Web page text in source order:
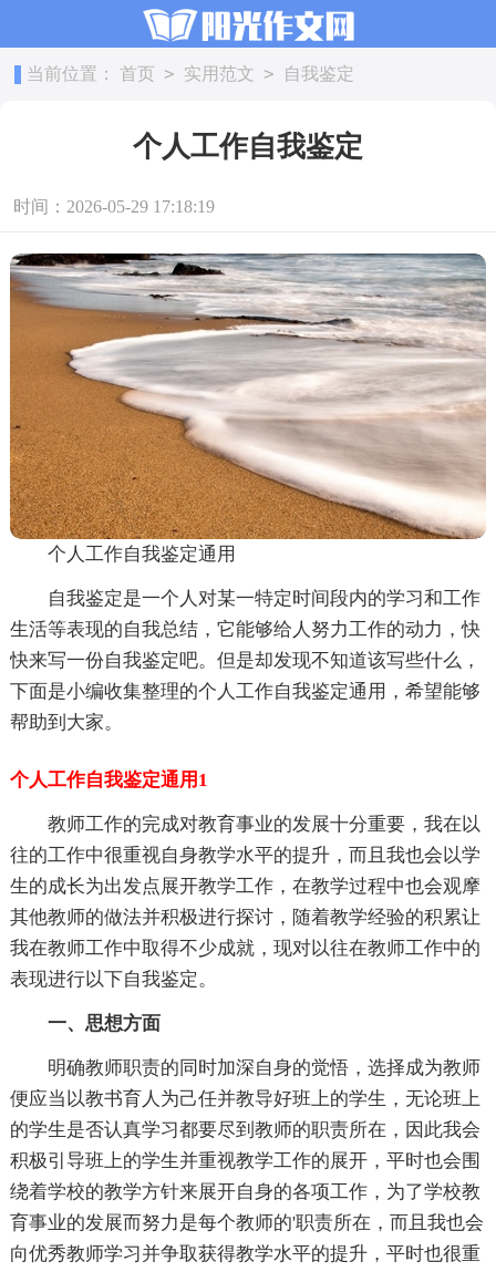
当前位置： 首页 > 实用范文 > 自我鉴定
个人工作自我鉴定
时间：2026-05-29 17:18:19
个人工作自我鉴定通用
自我鉴定是一个人对某一特定时间段内的学习和工作
生活等表现的自我总结，它能够给人努力工作的动力，快
快来写一份自我鉴定吧。但是却发现不知道该写些什么，
下面是小编收集整理的个人工作自我鉴定通用，希望能够
帮助到大家。
个人工作自我鉴定通用1
教师工作的完成对教育事业的发展十分重要，我在以
往的工作中很重视自身教学水平的提升，而且我也会以学
生的成长为出发点展开教学工作，在教学过程中也会观摩
其他教师的做法并积极进行探讨，随着教学经验的积累让
我在教师工作中取得不少成就，现对以往在教师工作中的
表现进行以下自我鉴定。
一、思想方面
明确教师职责的同时加深自身的觉悟，选择成为教师
便应当以教书育人为己任并教导好班上的学生，无论班上
的学生是否认真学习都要尽到教师的职责所在，因此我会
积极引导班上的学生并重视教学工作的展开，平时也会围
绕着学校的教学方针来展开自身的各项工作，为了学校教
育事业的发展而努力是每个教师的'职责所在，而且我也会
向优秀教师学习并争取获得教学水平的提升，平时也很重